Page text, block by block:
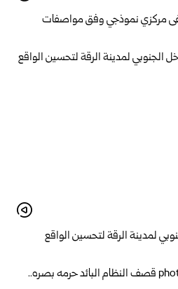
مركزي نموذجي وفق مواصفات
لمدينة الرقة لتحسين الواقع